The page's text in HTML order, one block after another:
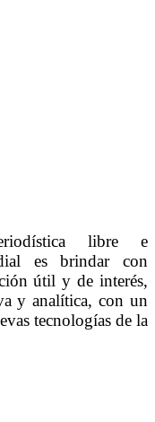
libre e
es brindar con
útil y de interés,
y analítica, con un
tecnologías de la